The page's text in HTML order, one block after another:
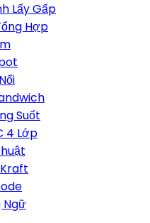
Lấy Gấp
Hợp
Suốt
4 Lớp
Ngữ